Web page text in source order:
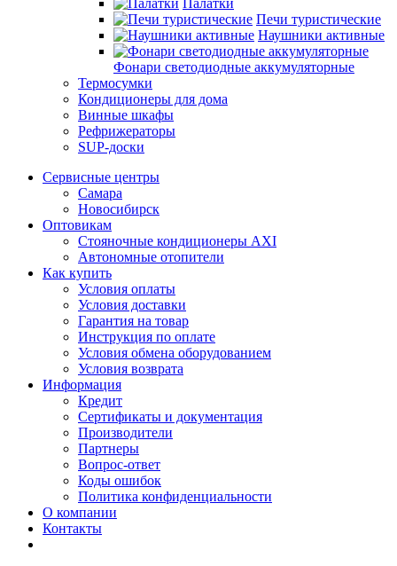
Палатки
Печи туристические
Наушники активные
Фонари светодиодные аккумуляторные
Термосумки
Кондиционеры для дома
Винные шкафы
Рефрижераторы
SUP-доски
Сервисные центры
Самара
Новосибирск
Оптовикам
Стояночные кондиционеры AXI
Автономные отопители
Как купить
Условия оплаты
Условия доставки
Гарантия на товар
Инструкция по оплате
Условия обмена оборудованием
Условия возврата
Информация
Кредит
Сертификаты и документация
Производители
Партнеры
Вопрос-ответ
Коды ошибок
Политика конфиденциальности
О компании
Контакты